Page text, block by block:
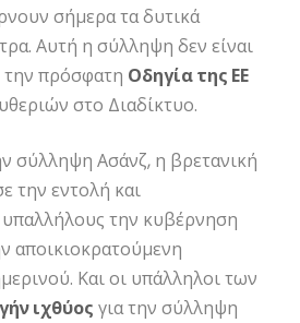
σήμερα τα δυτικά
Αυτή η σύλληψη δεν είναι
πρόσφατη Οδηγία της ΕΕ
στο Διαδίκτυο.
σύλληψη Ασάνζ, η βρετανική
την εντολή και
την κυβέρνηση
αποικιοκρατούμενη
Και οι υπάλληλοι των
ιχθύος για την σύλληψη